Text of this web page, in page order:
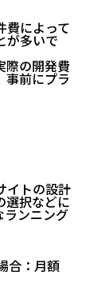
費によって
が多いで
際の開発費
事前にプラ
イトの設計
選択などに
ランニング
合：月額